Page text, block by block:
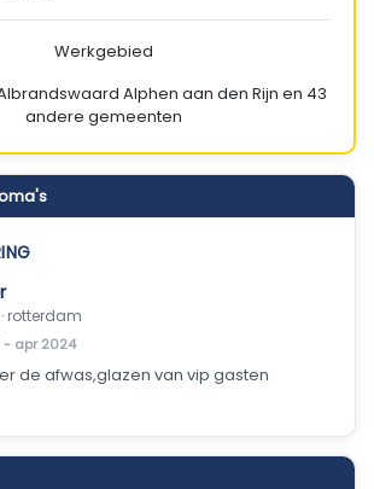
Werkgebied
Alphen aan den Rijn en 43
andere gemeenten
rotterdam
- apr 2024
de afwas,glazen van vip gasten